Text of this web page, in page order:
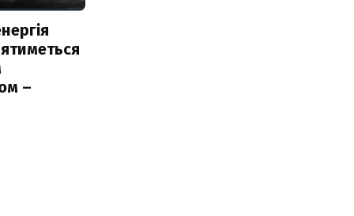
–